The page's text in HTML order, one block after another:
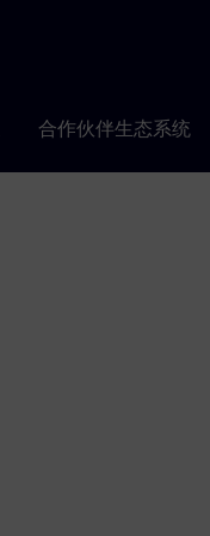
合作伙伴生态系统